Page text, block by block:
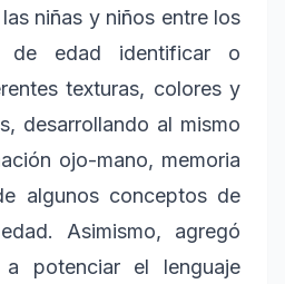
niñas y niños entre los
edad identificar o
texturas, colores y
desarrollando al mismo
ojo-mano, memoria
algunos conceptos de
Asimismo, agregó
potenciar el lenguaje